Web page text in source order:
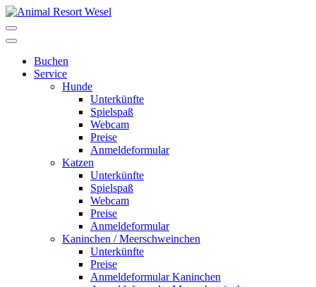
Buchen
Service
Hunde
Unterkünfte
Spielspaß
Webcam
Preise
Anmeldeformular
Katzen
Unterkünfte
Spielspaß
Webcam
Preise
Anmeldeformular
Kaninchen / Meerschweinchen
Unterkünfte
Preise
Anmeldeformular Kaninchen